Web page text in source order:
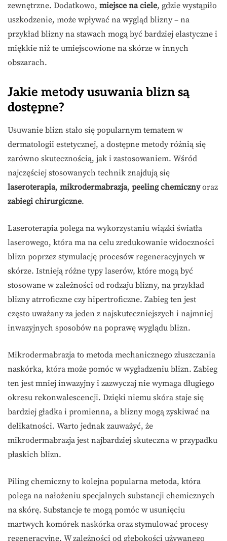
zewnętrzne. Dodatkowo, miejsce na ciele, gdzie wystąpiło
uszkodzenie, może wpływać na wygląd blizny – na
przykład blizny na stawach mogą być bardziej elastyczne i
miękkie niż te umiejscowione na skórze w innych
obszarach.
Jakie metody usuwania blizn są
dostępne?
Usuwanie blizn stało się popularnym tematem w
dermatologii estetycznej, a dostępne metody różnią się
zarówno skutecznością, jak i zastosowaniem. Wśród
najczęściej stosowanych technik znajdują się
laseroterapia, mikrodermabrazja, peeling chemicznyoraz
zabiegi chirurgiczne.
Laseroterapia polega na wykorzystaniu wiązki światła
laserowego, która ma na celu zredukowanie widoczności
blizn poprzez stymulację procesów regeneracyjnych w
skórze. Istnieją różne typy laserów, które mogą być
stosowane w zależności od rodzaju blizny, na przykład
blizny atrroficzne czy hipertroficzne. Zabieg ten jest
często uważany za jeden z najskuteczniejszych i najmniej
inwazyjnych sposobów na poprawę wyglądu blizn.
Mikrodermabrazja to metoda mechanicznego złuszczania
naskórka, która może pomóc w wygładzeniu blizn. Zabieg
ten jest mniej inwazyjny i zazwyczaj nie wymaga długiego
okresu rekonwalescencji. Dzięki niemu skóra staje się
bardziej gładka i promienna, a blizny mogą zyskiwać na
delikatności. Warto jednak zauważyć, że
mikrodermabrazja jest najbardziej skuteczna w przypadku
płaskich blizn.
Piling chemiczny to kolejna popularna metoda, która
polega na nałożeniu specjalnych substancji chemicznych
na skórę. Substancje te mogą pomóc w usunięciu
martwych komórek naskórka oraz stymulować procesy
regeneracyjne. W zależności od głębokości używanego